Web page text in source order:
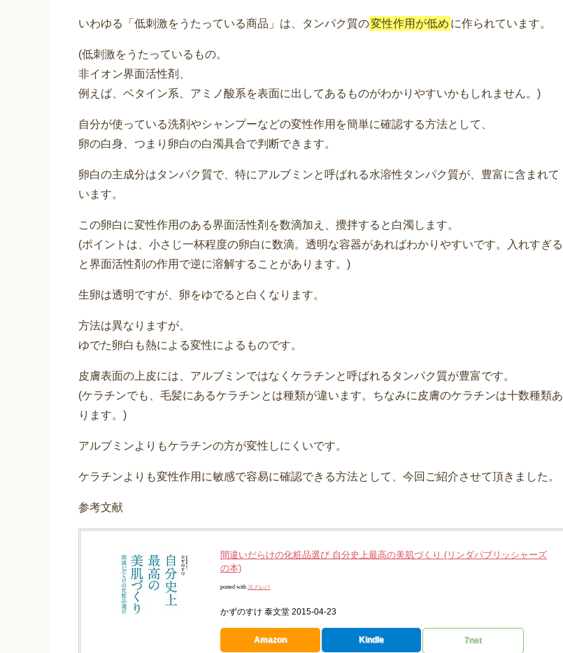
いわゆる「低刺激をうたっている商品」は、タンパク質の変性作用が低め に作られています。
(低刺激をうたっているもの。
非イオン界面活性剤、
例えば、ベタイン系、アミノ酸系を表面に出してあるものがわかりやすいかもしれません。)
自分が使っている洗剤やシャンプーなどの変性作用を簡単に確認する方法として、
卵の白身、つまり卵白の白濁具合で判断できます。
卵白の主成分はタンパク質で、特にアルブミンと呼ばれる水溶性タンパク質が、豊富に含まれて
います。
この卵白に変性作用のある界面活性剤を数滴加え、攪拌すると白濁します。
(ポイントは、小さじ一杯程度の卵白に数滴。透明な容器があればわかりやすいです。入れすぎる
と界面活性剤の作用で逆に溶解することがあります。)
生卵は透明ですが、卵をゆでると白くなります。
方法は異なりますが、
ゆでた卵白も熱による変性によるものです。
皮膚表面の上皮には、アルブミンではなくケラチンと呼ばれるタンパク質が豊富です。
(ケラチンでも、毛髪にあるケラチンとは種類が違います。ちなみに皮膚のケラチンは十数種類あ
ります。)
アルブミンよりもケラチンの方が変性しにくいです。
ケラチンよりも変性作用に敏感で容易に確認できる方法として、今回ご紹介させて頂きました。
参考文献
間違いだらけの化粧品選び 自分史上最高の美肌づくり (リンダパブリッシャーズ
の本)
posted with ヨメレバ
かずのすけ 泰文堂 2015-04-23
Amazon Kindle 7net